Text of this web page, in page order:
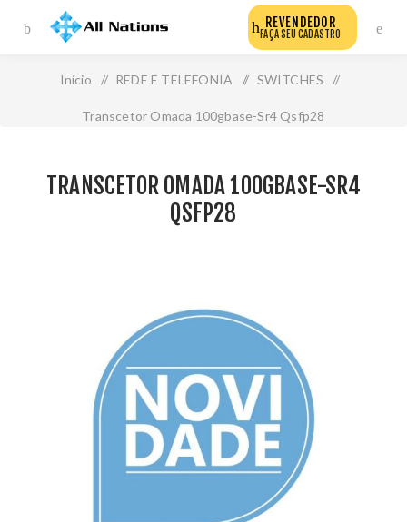
REVENDEDOR
FAÇA SEU CADASTRO
Início / REDE E TELEFONIA / SWITCHES /
Transcetor Omada 100gbase-Sr4 Qsfp28
TRANSCETOR OMADA 100GBASE-SR4
QSFP28